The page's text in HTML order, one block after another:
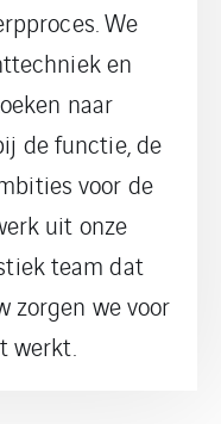
We
en
naar
de functie, de
voor de
uit onze
team dat
zorgen we voor
werkt.